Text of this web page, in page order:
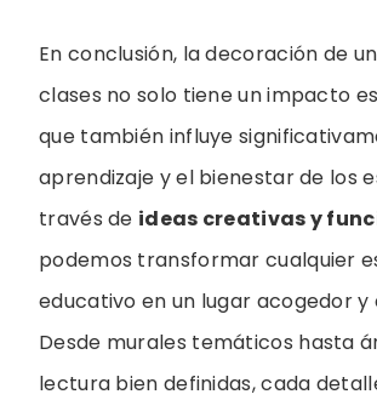
En conclusión, la decoración de
clases no solo tiene un impacto
que también influye
aprendizaje y el bienestar de los
través de ideas creativas y
podemos transformar cualquier
educativo en un lugar acogedor y
Desde murales temáticos hasta
lectura bien definidas, cada